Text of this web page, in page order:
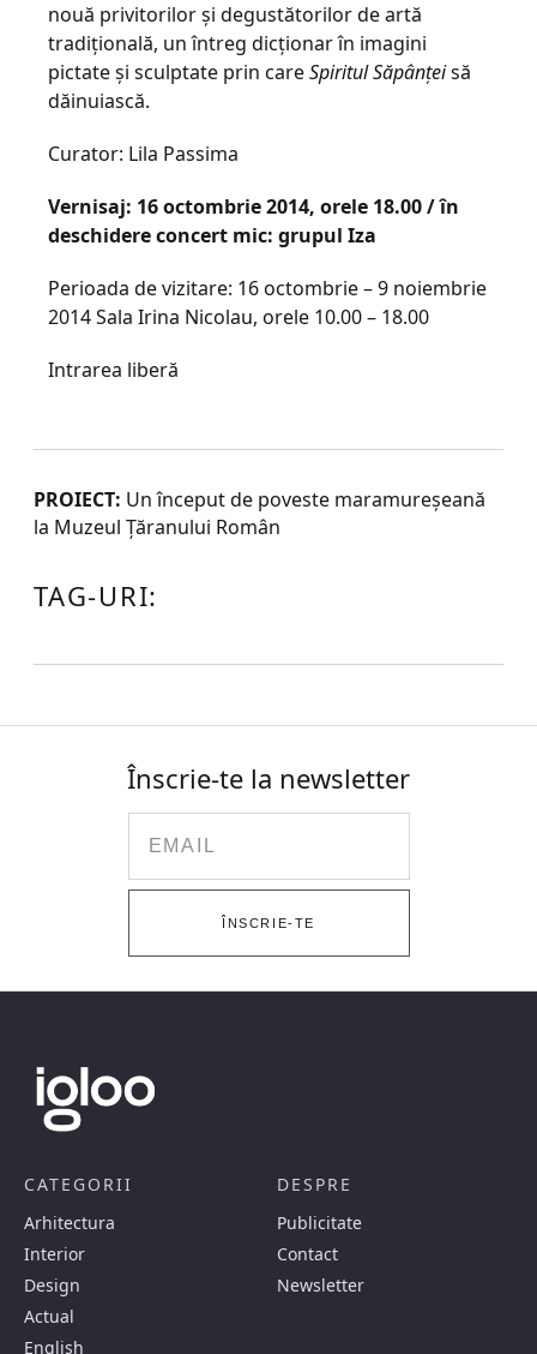
nouă privitorilor și degustătorilor de artă
tradițională, un întreg dicționar în imagini
pictate și sculptate prin careSpiritul Săpânțeisă
dăinuiască.
Curator: Lila Passima
Vernisaj: 16 octombrie 2014, orele 18.00 / în
deschidere concert mic: grupul Iza
Perioada de vizitare: 16 octombrie – 9 noiembrie
2014 Sala Irina Nicolau, orele 10.00 – 18.00
Intrarea liberă
PROIECT: Un început de poveste maramureșeană
la Muzeul Țăranului Român
TAG-URI:
Înscrie-te la newsletter
ÎNSCRIE-TE
CATEGORII
Arhitectura
Interior
Design
Actual
English
DESPRE
Publicitate
Contact
Newsletter